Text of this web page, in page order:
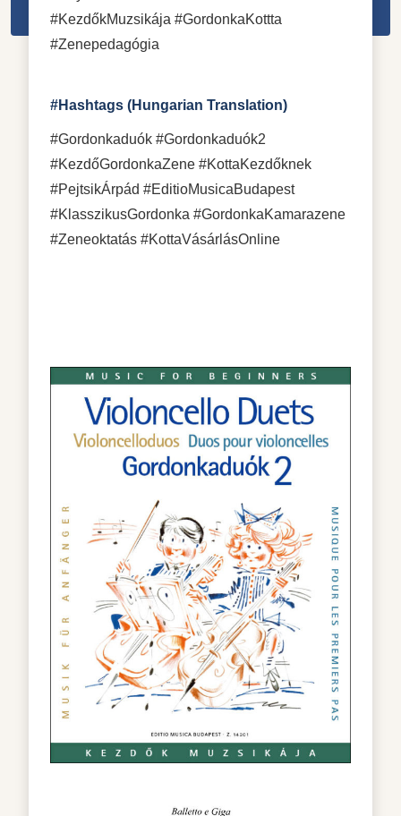
#KezdőkMuzsikája #GordonkaKottta
#Zenepedagógia
#Hashtags (Hungarian Translation)
#Gordonkaduók #Gordonkaduók2
#KezdőGordonkaZene #KottaKezdőknek
#PejtsikÁrpád #EditioMusicaBudapest
#KlasszikusGordonka #GordonkaKamarazene
#Zeneoktatás #KottaVásárlásOnline